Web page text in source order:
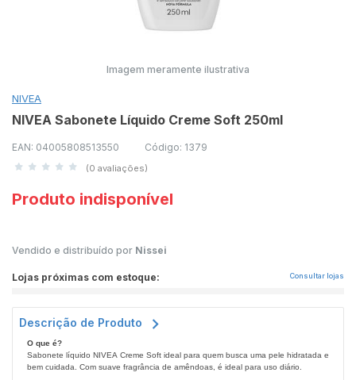
Imagem meramente ilustrativa
NIVEA
NIVEA Sabonete Líquido Creme Soft 250ml
EAN: 04005808513550 Código: 1379
(0 avaliações)
Produto indisponível
Vendido e distribuído por Nissei
Lojas próximas com estoque: Consultar lojas
Descrição de Produto
O que é?
Sabonete líquido NIVEA Creme Soft ideal para quem busca uma pele hidratada e
bem cuidada. Com suave fragrância de amêndoas, é ideal para uso diário.